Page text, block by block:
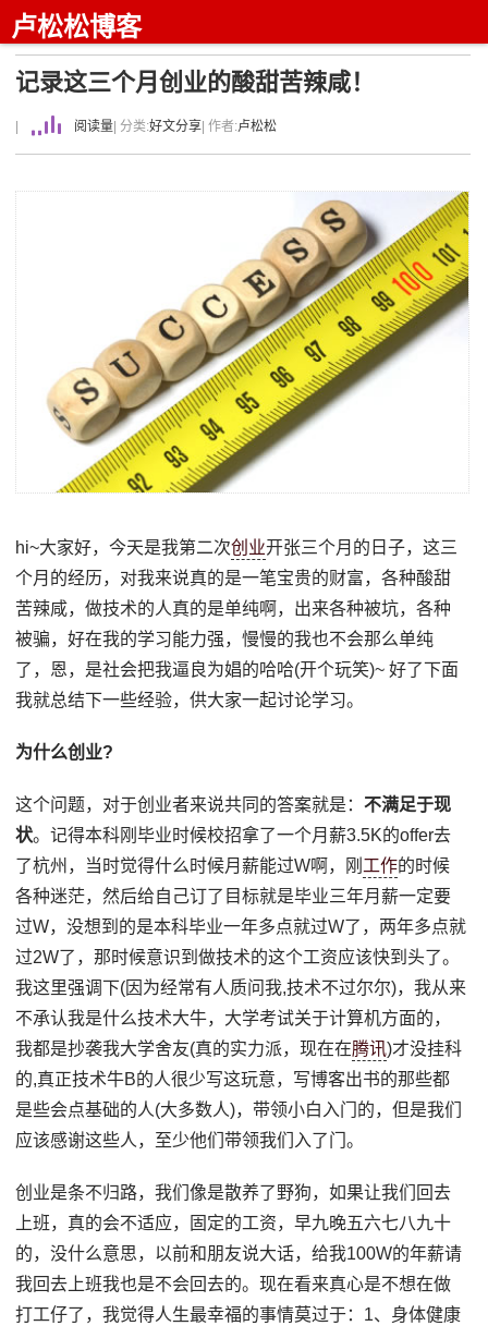
卢松松博客
记录这三个月创业的酸甜苦辣咸！
阅读量 | 分类:好文分享 | 作者:卢松松
hi~大家好，今天是我第二次创业开张三个月的日子，这三
个月的经历，对我来说真的是一笔宝贵的财富，各种酸甜
苦辣咸，做技术的人真的是单纯啊，出来各种被坑，各种
被骗，好在我的学习能力强，慢慢的我也不会那么单纯
了，恩，是社会把我逼良为娼的哈哈(开个玩笑)~ 好了下面
我就总结下一些经验，供大家一起讨论学习。
为什么创业?
这个问题，对于创业者来说共同的答案就是：不满足于现
状。记得本科刚毕业时候校招拿了一个月薪3.5K的offer去
了杭州，当时觉得什么时候月薪能过W啊，刚 工作的时候
各种迷茫，然后给自己订了目标就是毕业三年月薪一定要
过W，没想到的是本科毕业一年多点就过W了，两年多点就
过2W了，那时候意识到做技术的这个工资应该快到头了。
我这里强调下(因为经常有人质问我,技术不过尔尔)，我从来
不承认我是什么技术大牛，大学考试关于计算机方面的，
我都是抄袭我大学舍友(真的实力派，现在在腾讯)才没挂科
的,真正技术牛B的人很少写这玩意，写博客出书的那些都
是些会点基础的人(大多数人)，带领小白入门的，但是我们
应该感谢这些人，至少他们带领我们入了门。
创业是条不归路，我们像是散养了野狗，如果让我们回去
上班，真的会不适应，固定的工资，早九晚五六七八九十
的，没什么意思，以前和朋友说大话，给我100W的年薪请
我回去上班我也是不会回去的。现在看来真心是不想在做
打工仔了，我觉得人生最幸福的事情莫过于：1、身体健康